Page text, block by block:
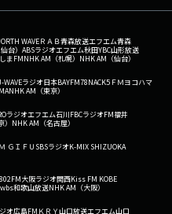
WAVEＲＡＢ青森放送エフエム青森
台） ABSラジオエフエム秋田YBC山形放送
まFMNHK AM（札幌） NHK AM（仙台）
WAVEラジオ日本BAYFM78NACK5 ＦＭヨコハマ
NHK AM（東京）
ラジオエフエム石川FBCラジオFM福井
NHK AM（名古屋）
ＧＩＦＵ SBSラジオK-MIX SHIZUOKA
FM大阪ラジオ関西Kiss FM KOBE
wbs和歌山放送NHK AM（大阪）
オ広島FM ＫＲＹ山口放送エフエム山口